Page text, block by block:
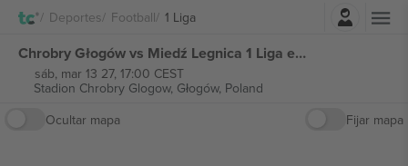
Deportes Football 1 Liga
Chrobry Głogów vs Miedź Legnica 1 Liga entradas
sáb, mar 13 27, 17:00 CEST
Stadion Chrobry Glogow, Głogów, Poland
Ocultar mapa
Fijar mapa